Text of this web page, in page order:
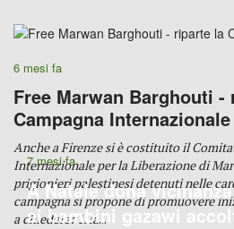
6 mesi fa
Free Marwan Barghouti -
Campagna Internazionale
Anche a Firenze si è costituito il
Internazionale per la Liberazione di
prigionieri palestinesi detenuti nelle
campagna si propone di promuovere
a chiedere:1. la...
7 mesi fa
A Natale dona
ai bambini gazawi